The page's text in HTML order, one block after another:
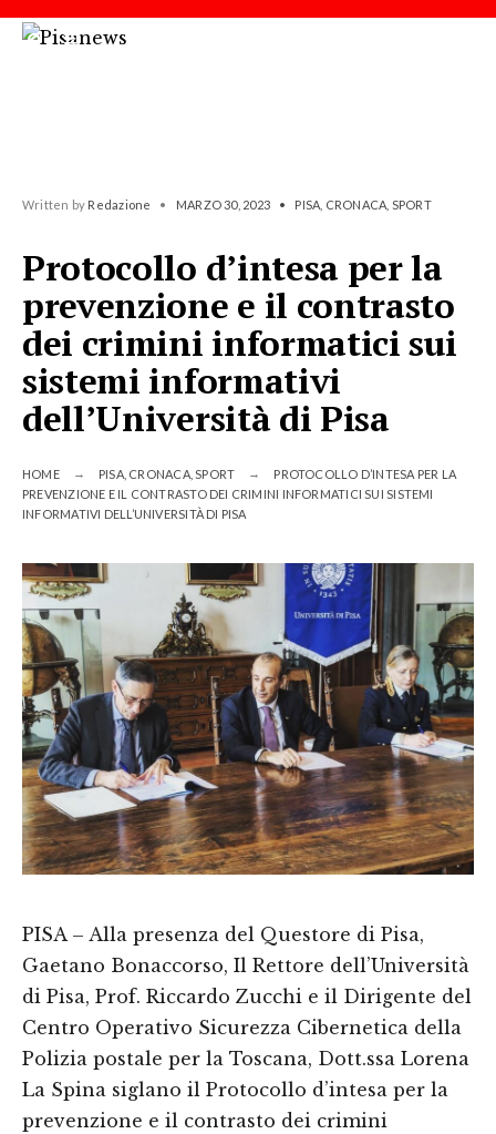
Written by Redazione • MARZO 30, 2023 • PISA CRONACA SPORT
Protocollo d’intesa per la
prevenzione e il contrasto
dei crimini informatici sui
sistemi informativi
dell’Università di Pisa
HOME PISA, CRONACA,SPORT
PROTOCOLLO D’INTESA PER LA
PREVENZIONE E IL CONTRASTO DEI CRIMINI INFORMATICI SUI SISTEMI
INFORMATIVI DELL’UNIVERSITÀ DI PISA
PISA – Alla presenza del Questore di Pisa,
Gaetano Bonaccorso, Il Rettore dell’Università
di Pisa, Prof. Riccardo Zucchi e il Dirigente del
Centro Operativo Sicurezza Cibernetica della
Polizia postale per la Toscana, Dott.ssa Lorena
La Spina siglano il Protocollo d’intesa per la
prevenzione e il contrasto dei crimini